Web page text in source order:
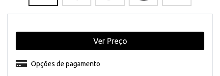
Opções de pagamento
Ver Preço